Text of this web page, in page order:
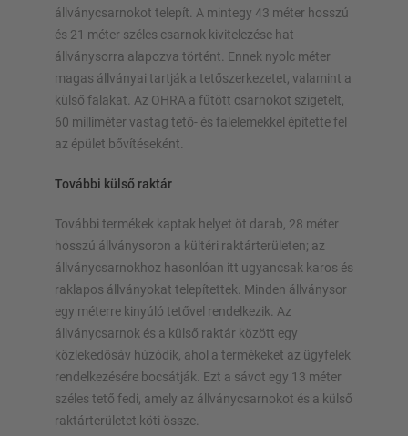
állványcsarnokot telepít. A mintegy 43 méter hosszú
és 21 méter széles csarnok kivitelezése hat
állványsorra alapozva történt. Ennek nyolc méter
magas állványai tartják a tetőszerkezetet, valamint a
külső falakat. Az OHRA a fűtött csarnokot szigetelt,
60 milliméter vastag tető- és falelemekkel építette fel
az épület bővítéseként.
További külső raktár
További termékek kaptak helyet öt darab, 28 méter
hosszú állványsoron a kültéri raktárterületen; az
állványcsarnokhoz hasonlóan itt ugyancsak karos és
raklapos állványokat telepítettek. Minden állványsor
egy méterre kinyúló tetővel rendelkezik. Az
állványcsarnok és a külső raktár között egy
közlekedősáv húzódik, ahol a termékeket az ügyfelek
rendelkezésére bocsátják. Ezt a sávot egy 13 méter
széles tető fedi, amely az állványcsarnokot és a külső
raktárterületet köti össze.